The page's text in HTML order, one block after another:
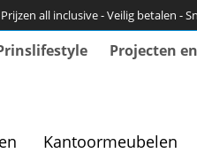
all inclusive - Veilig betalen -
Projecten
Kantoormeubelen